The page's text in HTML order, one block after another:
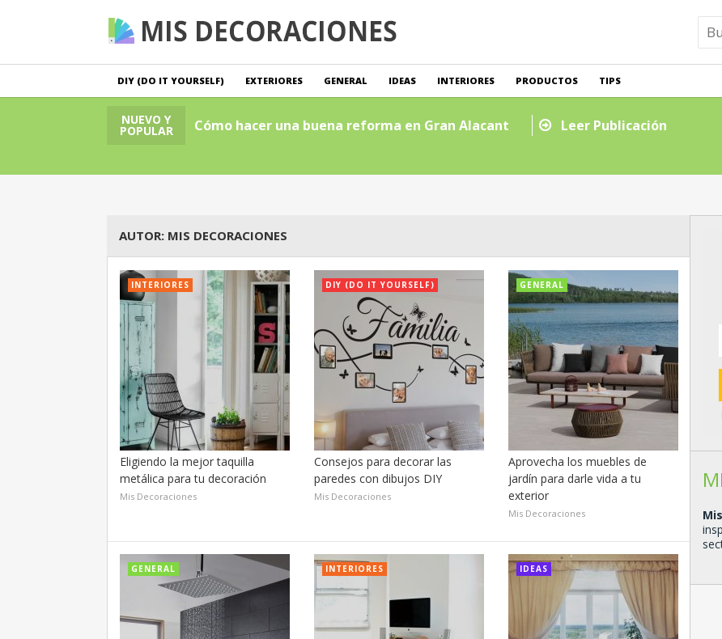
DIY (DO IT YOURSELF) EXTERIORES GENERAL IDEAS INTERIORES PRODUCTOS TIPS
NUEVO Y
POPULAR Descubre los mejores estudios de yoga y meditación en
AUTOR: MIS DECORACIONES
INTERIORES
Eligiendo la mejor taquilla
metálica para tu decoración
Mis Decoraciones
DIY (DO IT YOURSELF)
Consejos para decorar las
paredes con dibujos DIY
Mis Decoraciones
GENERAL
Aprovecha los muebles de
jardín para darle vida a tu
exterior
Mis Decoraciones
GENERAL INTERIORES IDEAS